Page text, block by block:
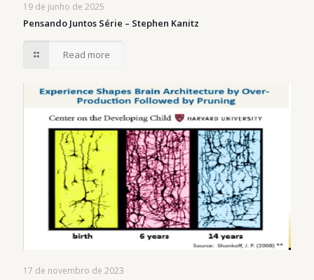
19 de junho de 2025
Pensando Juntos Série – Stephen Kanitz
Read more
17 de novembro de 2023